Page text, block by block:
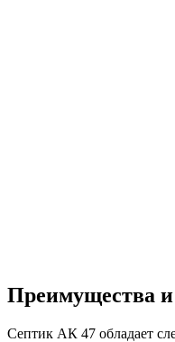
Преимущества и
Септик АК 47 обладает